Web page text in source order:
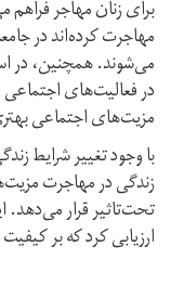
برای زنان مهاجر فراهم
مهاجرت کرده‌اند در
می‌شوند. همچنین، در
در فعالیت‌های اجتماعی
مزیت‌های اجتماعی
با وجود تغییر شرایط
زندگی در مهاجرت
تحت‌تاثیر قرار می‌دهد.
ارزیابی کرد که بر